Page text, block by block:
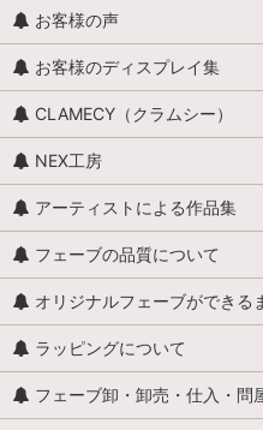
馬（うま）
牛
昆虫・爬虫類・両生類
カエル
全般（ぞう、ねずみ 等）
ふくろう
カメ
お客様の声
お客様のディスプレイ集
CLAMECY（クラムシー）
NEX工房
アーティストによる作品集
フェーブの品質について
オリジナルフェーブができる
ラッピングについて
フェーブ卸・卸売・仕入・問